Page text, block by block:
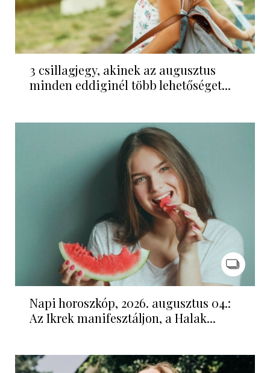
3 csillagjegy, akinek az augusztus
minden eddiginél több lehetőséget...
Napi horoszkóp, 2026. augusztus 04.:
Az Ikrek manifesztáljon, a Halak...